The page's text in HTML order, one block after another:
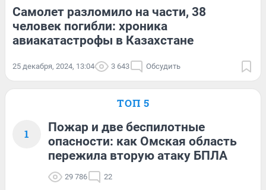
Самолет разломило на части, 38
человек погибли: хроника
авиакатастрофы в Казахстане
25 декабря, 2024, 13:04 3 643 Обсудить
ТОП 5
1
Пожар и две беспилотные
опасности: как Омская область
пережила вторую атаку БПЛА
29 786 22